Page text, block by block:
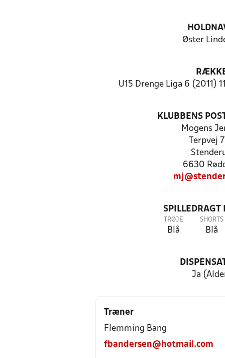
Øster
U15 Drenge Liga 6 (2011)
KLUBBENS
Mogens
Terpvej
6630
SPILLEDRAGT
TRØJE
Blå
SHORTS
Blå
Ja
Træner
Flemming Bang
fbandersen@hotmail.com